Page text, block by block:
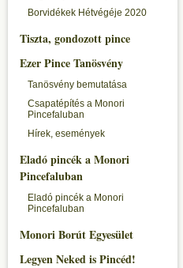
Borvidékek Hétvégéje 2020
Tiszta, gondozott pince
Ezer Pince Tanösvény
Tanösvény bemutatása
Csapatépítés a Monori
Pincefaluban
Hírek, események
Eladó pincék a Monori
Pincefaluban
Eladó pincék a Monori
Pincefaluban
Monori Borút Egyesület
Legyen Neked is Pincéd!